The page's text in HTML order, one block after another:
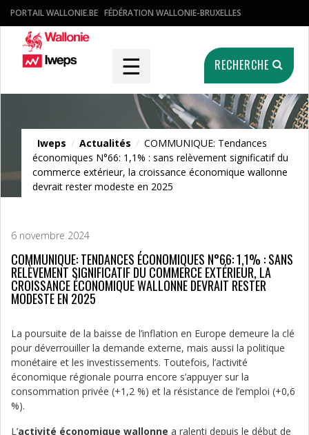
PORTAIL WALLONIE.BE FÉDÉRATION WALLONIE-BRUXELLES
☰ RECHERCHE
Actualités
Iweps / Actualités / COMMUNIQUE: Tendances
économiques N°66: 1,1% : sans relèvement significatif du
commerce extérieur, la croissance économique wallonne
devrait rester modeste en 2025
6 novembre 2024
COMMUNIQUE: TENDANCES ÉCONOMIQUES N°66: 1,1% : SANS
RELÈVEMENT SIGNIFICATIF DU COMMERCE EXTÉRIEUR, LA
CROISSANCE ÉCONOMIQUE WALLONNE DEVRAIT RESTER
MODESTE EN 2025
La poursuite de la baisse de l’inflation en Europe demeure la clé
pour déverrouiller la demande externe, mais aussi la politique
monétaire et les investissements. Toutefois, l’activité
économique régionale pourra encore s’appuyer sur la
consommation privée (+1,2 %) et la résistance de l’emploi (+0,6
%).
L’activité économique wallonne a ralenti depuis le début de